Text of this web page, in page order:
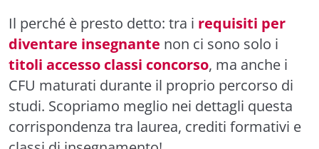
Il perché è presto detto: tra i requisiti per
diventare insegnante non ci sono solo i
titoli accesso classi concorso, ma anche i
CFU maturati durante il proprio percorso di
studi. Scopriamo meglio nei dettagli questa
corrispondenza tra laurea, crediti formativi e